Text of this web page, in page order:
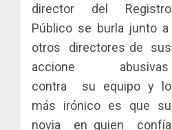
director del Registro
Público se burla junto a
otros directores de sus
accione abusivas
contra su equipo y lo
más irónico es que su
novia en quien confía